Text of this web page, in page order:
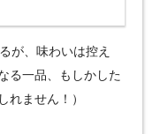
が、味わいは控え
る一品、もしかした
れません！）